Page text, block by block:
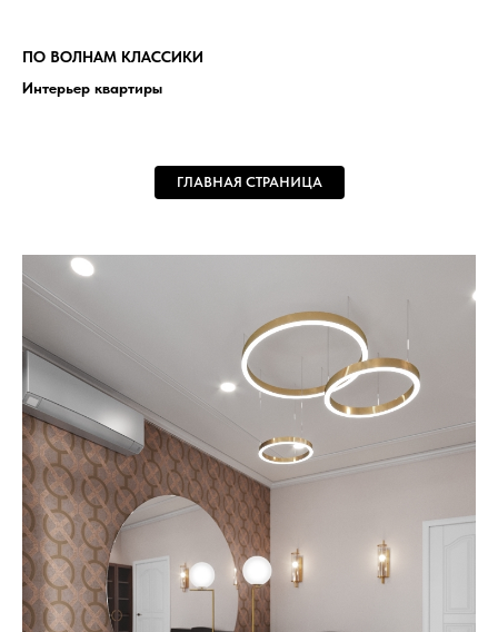
ПО ВОЛНАМ КЛАССИКИ
Интерьер квартиры
ГЛАВНАЯ СТРАНИЦА